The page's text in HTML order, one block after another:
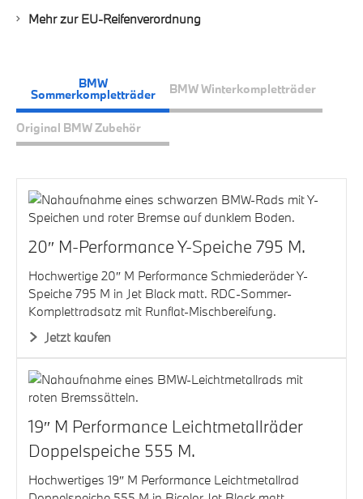
Mehr zur EU-Reifenverordnung
BMW
Sommerkompletträder BMW Winterkompletträder
Original BMW Zubehör
20″ M-Performance Y-Speiche 795 M.
Hochwertige 20″ M Performance Schmiederäder Y-
Speiche 795 M in Jet Black matt. RDC-Sommer-
Komplettradsatz mit Runflat-Mischbereifung.
Jetzt kaufen
19″ M Performance Leichtmetallräder
Doppelspeiche 555 M.
Hochwertiges 19″ M Performance Leichtmetallrad